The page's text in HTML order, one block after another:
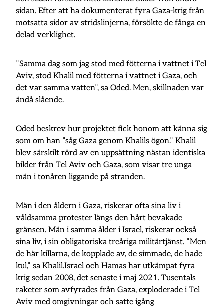
sidan. Efter att ha dokumenterat fyra Gaza-krig från
motsatta sidor av stridslinjerna, försökte de fånga en
delad verklighet.
”Samma dag som jag stod med fötterna i vattnet i Tel
Aviv, stod Khalil med fötterna i vattnet i Gaza, och
det var samma vatten”, sa Oded. Men, skillnaden var
ändå slående.
Oded beskrev hur projektet fick honom att känna sig
som om han ”såg Gaza genom Khalils ögon.” Khalil
blev särskilt rörd av en uppsättning nästan identiska
bilder från Tel Aviv och Gaza, som visar tre unga
män i tonåren liggande på stranden.
Män i den åldern i Gaza, riskerar ofta sina liv i
våldsamma protester längs den hårt bevakade
gränsen. Män i samma ålder i Israel, riskerar också
sina liv, i sin obligatoriska treåriga militärtjänst. ”Men
de här killarna, de kopplade av, de simmade, de hade
kul,” sa Khalil.Israel och Hamas har utkämpat fyra
krig sedan 2008, det senaste i maj 2021. Tusentals
raketer som avfyrades från Gaza, exploderade i Tel
Aviv med omgivningar och satte igång